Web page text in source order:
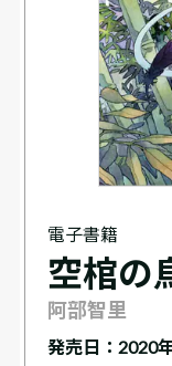
電子書籍
空棺の
阿部智里
発売日：2020